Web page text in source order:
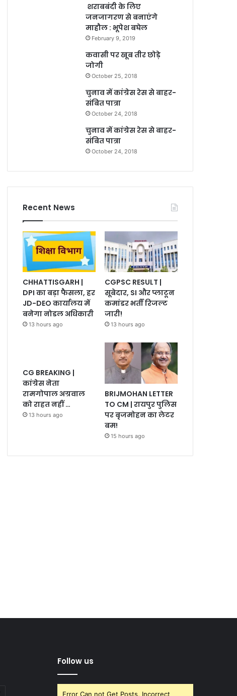
शराबबंदी के लिए
जनजागरण से बनाएंगे
माहौल : भूपेश बघेल
February 9, 2019
कवासी पर खूब तीर छोड़े
जोगी
October 25, 2018
चुनाव में कांग्रेस रेस से बाहर-
संबित पात्रा
October 24, 2018
चुनाव में कांग्रेस रेस से बाहर-
संबित पात्रा
October 24, 2018
Recent News
CHHATTISGARH |
DPI का बड़ा फैसला, हर
JD-DEO कार्यालय में
बनेगा नोडल अधिकारी
13 hours ago
CGPSC RESULT |
सूबेदार, SI और प्लाटून
कमांडर भर्ती रिजल्ट
जारी!
13 hours ago
CG BREAKING |
कांग्रेस नेता
रामगोपाल अग्रवाल
को राहत नहीं …
13 hours ago
BRIJMOHAN LETTER
TO CM | रायपुर पुलिस
पर बृजमोहन का लेटर
बम!
15 hours ago
Follow us
Error Can not Get Posts, Incorrect